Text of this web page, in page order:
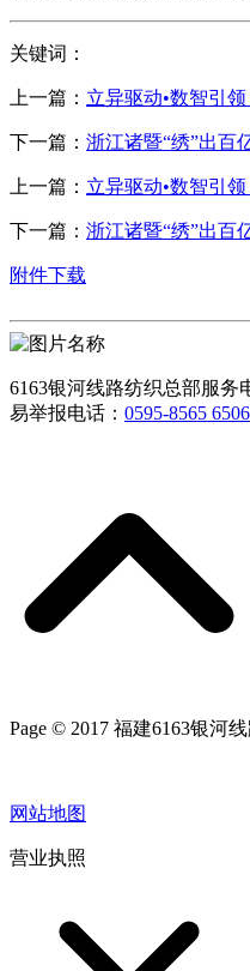
关键词：
上一篇： 立异驱动•数智引
下一篇： 浙江诸暨“绣”出百
上一篇： 立异驱动•数智引
下一篇： 浙江诸暨“绣”出百
附件下载
6163银河线路纺织总部服务
易举报电话： 0595-8565 6506
Page © 2017 福建6163银河
网站地图
营业执照